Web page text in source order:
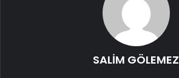
SALİM GÖLEMEZ